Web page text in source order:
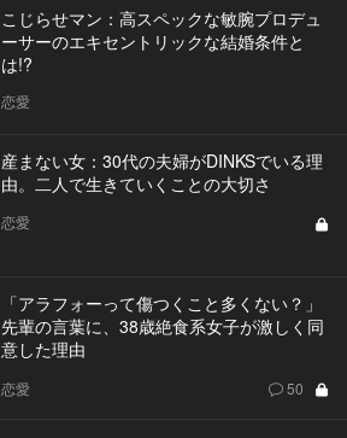
こじらせマン：高スペックな敏腕プロデュ
ーサーのエキセントリックな結婚条件と
は!?
恋愛
産まない女：30代の夫婦がDINKSでいる理
由。二人で生きていくことの大切さ
恋愛
「アラフォーって傷つくこと多くない？」
先輩の言葉に、38歳絶食系女子が激しく同
意した理由
恋愛 50